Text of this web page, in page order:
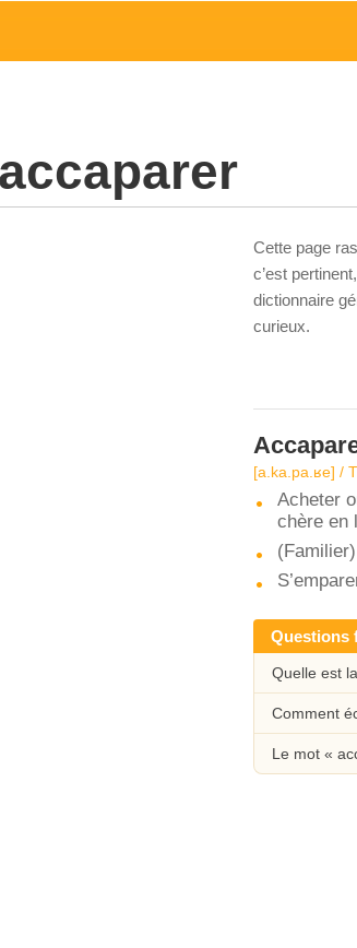
accaparer
Cette page
c’est
dictionnaire
curieux.
[a.ka.pa.ʁe] /
Acheter
chère en
Questions
Quelle est
Comment
Le mot «